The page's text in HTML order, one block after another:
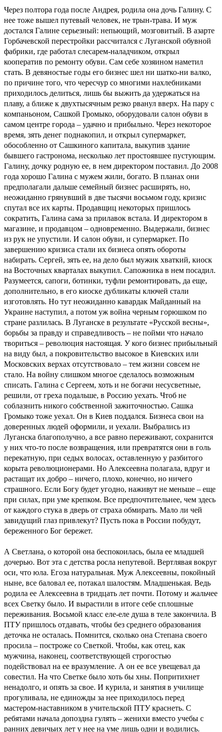
Через полтора года после Андрея, родила она дочь Галину. С
нее тоже вышел путевый человек, не трын-трава. И муж
достался Галине серьезный: непьющий, мозговитый. В азарте
Горбачевской перестройки рассчитался с Луганской обувной
фабрики, где работал слесарем-наладчиком, открыл
кооператив по ремонту обуви. Сам себе хозяином наметил
стать. В девяностые годы его бизнес шел ни шатко-ни валко,
по причине того, что чересчур со многими нахлебниками
приходилось делиться, лишь бы выжить да удержаться на
плаву, а ближе к двухтысячным резко рванул вверх. На пару с
компаньоном, Сашкой Громыко, оборудовали салон обуви в
самом центре города – удачно и прибыльно. Через некоторое
время, зять денег поднакопил, и открыл супермаркет,
обособленно от Сашкиного капитала, выкупив здание
бывшего гастронома, несколько лет простоявшее пустующим.
Галину, дочку родную ее, в нем директором поставил. До 2008
года хорошо Галина с мужем жили, богато. В планах они
предполагали дальше семейный бизнес расширять, но,
неожиданно грянувший в две тысячи восьмом году, кризис
спутал все их карты. Продавщиц некоторых пришлось
сократить, Галина сама за прилавок встала. И директором в
магазине, и продавцом – одновременно. Выдержали, бизнес
из рук не упустили. И салон обуви, и супермаркет. По
завершению кризиса стали их бизнеса опять обороты
набирать. Сергей, зять ее, на дело был мужик хваткий, киоск
на Восточных кварталах выкупил. Сапожника в нем посадил.
Разумеется, сапоги, ботинки, туфли ремонтировать, да еще,
дополнительно, в его киоске дубликаты ключей стали
изготовлять. Но тут неожиданно кавардак Майданный на
Украине наступил, а потом уж война черным горюшком по
стране разлилась. В Луганске в результате «Русской весны»,
борьбы за правду и справедливость – не пойми что начало
твориться – революция настоящая. У кого бизнес прибыльный
на виду был, а покровительство высокое в Киевских или
Московских верхах отсутствовало – тем жизни совсем не
стало. На войну слишком многое сделалось возможным
списать. Галина с Сергеем, хоть и не богачи несусветные,
решили, от греха подальше, в Россию уехать. Чтоб не
соблазнить никого собственной зажиточностью. Сашка
Громыко тоже уехал. Он в Киев поддался. Бизнеса свои на
доверенных людей оформили, и уехали. Выбрались из
Луганска благополучно, а все равно переживают, сохранится
у них что-то после возвращения, или превратятся они в голь
перекатную, при седых волосах, оставленную у разбитого
корыта революционерами. Но Алексеевна полагала, вдруг и
растащат их добро – ничего, плохо, конечно, но ничего
страшного. Если Богу будет угодно, наживут не меньше – еще
при силах, при уме крепком. Все предпочтительнее, чем здесь
от каждого стука в дверь от страха обмирать. Мало ли чей
завидущий глаз привлекут? Пусть пока в России побудут,
береженного Бог бережет.
А Светлана, о которой она беспокоилась, была ее младшей
дочерью. Вот эта с детства росла непутевой. Вертлявая вокруг
оси, что юла. Егоза натуральная. Муж Алексеевны, покойный
ныне, все баловал ее, потакал шалостям. Младшенькая. Ведь
родила ее Алексеевна в тридцать лет почти. Потому и жальчее
всех Светку было. И вырастили в итоге себе сплошные
переживания. Восьмой класс еле-еле душа в теле закончила. В
ПТУ пришлось отдавать, чтобы без среднего образования
деточка не осталась. Помнится, сколько она Степана своего
просила – построже со Светкой. Чтобы, как отец, как
мужчина, наконец, соответствующей строгостью
подействовал на ее вразумление. А он ее все увещевал да
совестил. На что Светке было хоть бы хны. Попритихнет
ненадолго, и опять за свое. И курила, и занятия в училище
прогуливала, не единожды за нее приходилось перед
мастером-наставником в учительской ПТУ краснеть. С
ребятами начала допоздна гулять – женихи вместо учебы с
ранних девичьих лет у нее на уме лишь одни и водились.